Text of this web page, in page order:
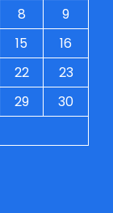
8
9
15
16
22
23
29
30